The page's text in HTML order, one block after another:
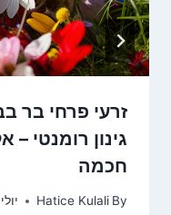
גינון רומנטי
חכמה
By
Hatice Kulali יולי 10, 2023